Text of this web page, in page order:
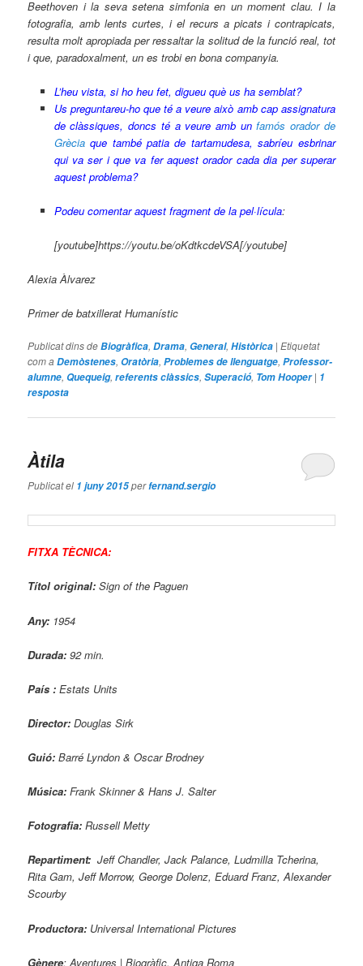
Beethoven i la seva setena simfonia en un moment clau. I la
fotografia, amb lents curtes, i el recurs a picats i contrapicats,
resulta molt apropiada per ressaltar la solitud de la funció real, tot
i que, paradoxalment, un es trobi en bona companyia.
L’heu vista, si ho heu fet, digueu què us ha semblat?
Us preguntareu-ho que té a veure això amb cap assignatura
de clàssiques, doncs té a veure amb unfamós orador de
Grèciaque també patia de tartamudesa, sabríeu esbrinar
qui va ser i que va fer aquest orador cada dia per superar
aquest problema?
Podeu comentar aquest fragment de la pel·lícula:
[youtube]https://youtu.be/oKdtkcdeVSA[/youtube]
Alexia Àlvarez
Primer de batxillerat Humanístic
Publicat dins deBiogràfica,Drama,General,Històrica |Etiquetat
com aDemòstenes,Oratòria,Problemes de llenguatge,Professor-
alumne,Quequeig,referents clàssics,Superació, Tom Hooper | 1
resposta
Àtila
Publicat el 1 juny 2015perfernand.sergio
FITXA TÈCNICA:
Títol original: Sign of the Paguen
Any: 1954
Durada: 92 min.
País : Estats Units
Director: Douglas Sirk
Guió:Barré Lyndon & Oscar Brodney
Música:Frank Skinner & Hans J. Salter
Fotografia: Russell Metty
Repartiment:Jeff Chandler, Jack Palance, Ludmilla Tcherina,
Rita Gam, Jeff Morrow, George Dolenz, Eduard Franz, Alexander
Scourby
Productora: Universal International Pictures
Gènere: Aventures | Biogràfic. Antiga Roma